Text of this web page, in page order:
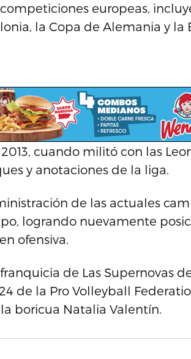
europeas,
la Copa de Alemania y la
cuando militó con las
y anotaciones de la liga.
de las actuales
logrando nuevamente
ofensiva.
de Las Supernovas
la Pro Volleyball
boricua Natalia Valentín.